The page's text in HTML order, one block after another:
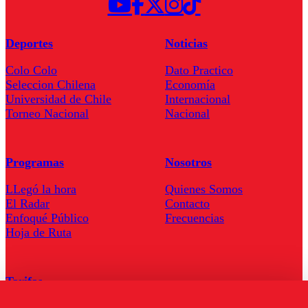
Deportes
Colo Colo
Seleccion Chilena
Universidad de Chile
Torneo Nacional
Noticias
Dato Practico
Economía
Internacional
Nacional
Programas
LLegó la hora
El Radar
Enfoqué Público
Hoja de Ruta
Nosotros
Quienes Somos
Contacto
Frecuencias
Tarifas